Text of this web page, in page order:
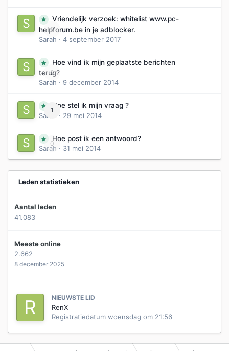
0
Vriendelijk verzoek: whitelist www.pc-
helpforum.be in je adblocker.
Sarah · 4 september 2017
0
Hoe vind ik mijn geplaatste berichten
terug?
Sarah · 9 december 2014
1
Hoe stel ik mijn vraag ?
Sarah
· 29 mei 2014
0
Hoe post ik een antwoord?
Sarah · 31 mei 2014
Leden statistieken
Aantal leden
41.083
Meeste online
2.662
8 december 2025
NIEUWSTE LID
RenX
Registratiedatum woensdag om 21:56